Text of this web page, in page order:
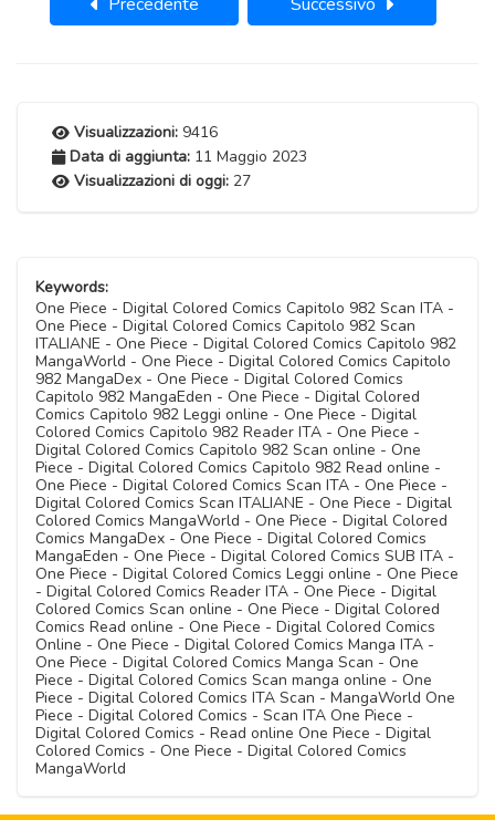
Visualizzazioni: 9416
Data di aggiunta: 11 Maggio 2023
Visualizzazioni di oggi: 27
Keywords:
One Piece - Digital Colored Comics Capitolo 982 Scan ITA -
One Piece - Digital Colored Comics Capitolo 982 Scan
ITALIANE - One Piece - Digital Colored Comics Capitolo 982
MangaWorld - One Piece - Digital Colored Comics Capitolo
982 MangaDex - One Piece - Digital Colored Comics
Capitolo 982 MangaEden - One Piece - Digital Colored
Comics Capitolo 982 Leggi online - One Piece - Digital
Colored Comics Capitolo 982 Reader ITA - One Piece -
Digital Colored Comics Capitolo 982 Scan online - One
Piece - Digital Colored Comics Capitolo 982 Read online -
One Piece - Digital Colored Comics Scan ITA - One Piece -
Digital Colored Comics Scan ITALIANE - One Piece - Digital
Colored Comics MangaWorld - One Piece - Digital Colored
Comics MangaDex - One Piece - Digital Colored Comics
MangaEden - One Piece - Digital Colored Comics SUB ITA -
One Piece - Digital Colored Comics Leggi online - One Piece
- Digital Colored Comics Reader ITA - One Piece - Digital
Colored Comics Scan online - One Piece - Digital Colored
Comics Read online - One Piece - Digital Colored Comics
Online - One Piece - Digital Colored Comics Manga ITA -
One Piece - Digital Colored Comics Manga Scan - One
Piece - Digital Colored Comics Scan manga online - One
Piece - Digital Colored Comics ITA Scan - MangaWorld One
Piece - Digital Colored Comics - Scan ITA One Piece -
Digital Colored Comics - Read online One Piece - Digital
Colored Comics - One Piece - Digital Colored Comics
MangaWorld